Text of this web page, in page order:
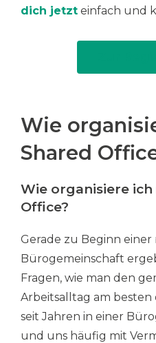
dich jetzt einfach und
Wie
Shared
Wie organisiere ich
Office?
Gerade zu Beginn einer
Bürogemeinschaft
Fragen, wie man den
Arbeitsalltag am besten
seit Jahren in einer
und uns häufig mit